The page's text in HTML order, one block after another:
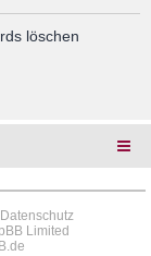
löschen
Datenschutz
Limited